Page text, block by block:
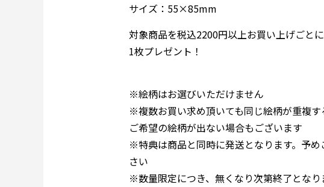
サイズ：55×85mm
対象商品を税込2200円以上お買い上げごと
1枚プレゼント！
※絵柄はお選びいただけません
※複数お買い求め頂いても同じ絵柄が重複す
ご希望の絵柄が出ない場合もございます
※特典は商品と同時に発送となります。予め
さい
※数量限定につき、無くなり次第終了となり